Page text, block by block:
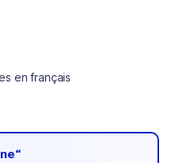
en français